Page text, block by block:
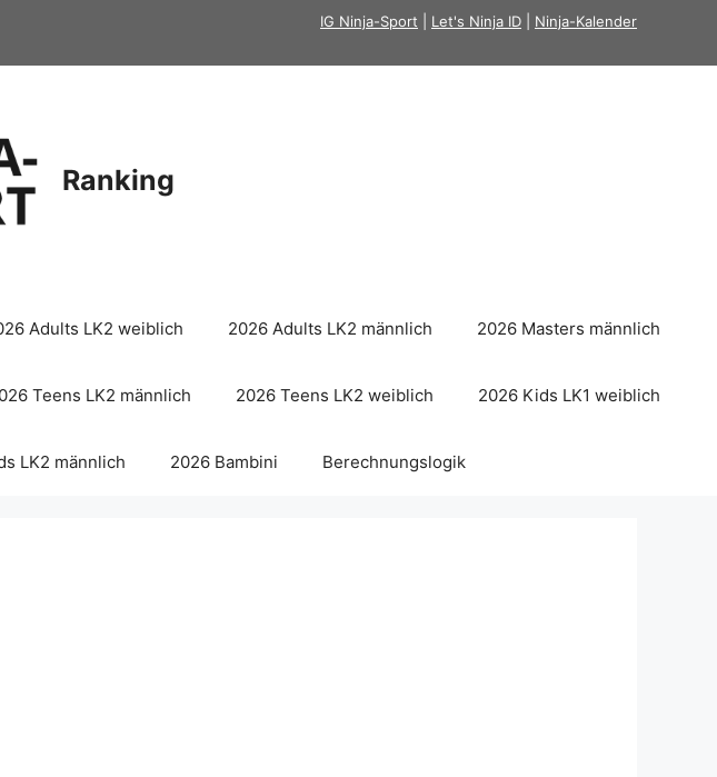
IG Ninja-Sport Let's Ninja ID Ninja-Kalender
Ranking
Adults LK2 weiblich 2026 Adults LK2 männlich 2026 Masters männlich
Teens LK2 männlich 2026 Teens LK2 weiblich 2026 Kids LK1 weiblich
LK2 männlich 2026 Bambini Berechnungslogik